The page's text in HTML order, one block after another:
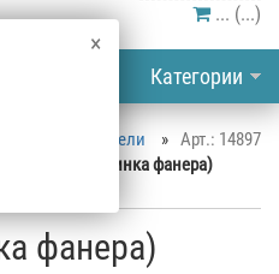
×
... (...)
Категории
Арт.: 14897
корпусной мебели
»
Стул №39 (спинка фанера)
фанера)